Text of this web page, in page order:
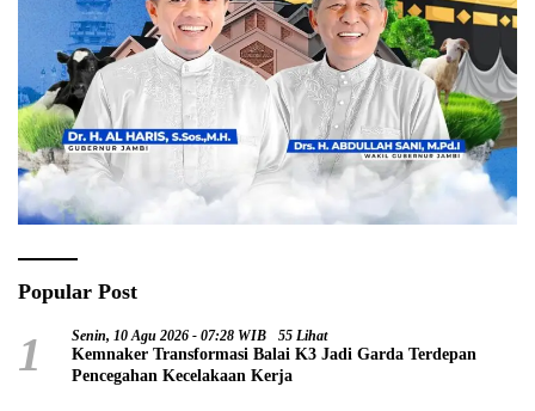
Popular Post
1 Senin, 10 Agu 2026 - 07:28 WIB 55 Lihat
Kemnaker Transformasi Balai K3 Jadi Garda Terdepan
Pencegahan Kecelakaan Kerja